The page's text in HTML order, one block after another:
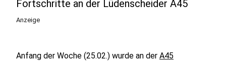
Fortschritte an der Lüdenscheider A45
Anzeige
Anfang der Woche (25.02.) wurde an der A45